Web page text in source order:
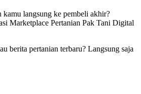
kamu langsung ke pembeli akhir?
Marketplace Pertanian Pak Tani Digital
berita pertanian terbaru? Langsung saja